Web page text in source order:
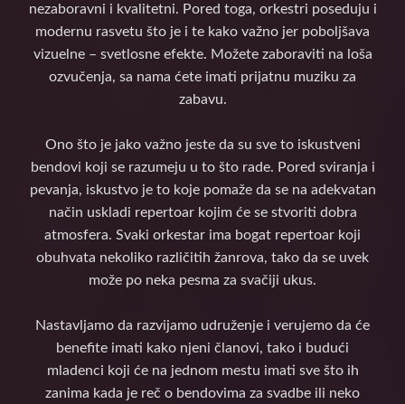
nezaboravni i kvalitetni. Pored toga, orkestri poseduju i
modernu rasvetu što je i te kako važno jer poboljšava
vizuelne – svetlosne efekte. Možete zaboraviti na loša
ozvučenja, sa nama ćete imati prijatnu muziku za
zabavu.
Ono što je jako važno jeste da su sve to iskustveni
bendovi koji se razumeju u to što rade. Pored sviranja i
pevanja, iskustvo je to koje pomaže da se na adekvatan
način uskladi repertoar kojim će se stvoriti dobra
atmosfera. Svaki orkestar ima bogat repertoar koji
obuhvata nekoliko različitih žanrova, tako da se uvek
može po neka pesma za svačiji ukus.
Nastavljamo da razvijamo udruženje i verujemo da će
benefite imati kako njeni članovi, tako i budući
mladenci koji će na jednom mestu imati sve što ih
zanima kada je reč o bendovima za svadbe ili neko